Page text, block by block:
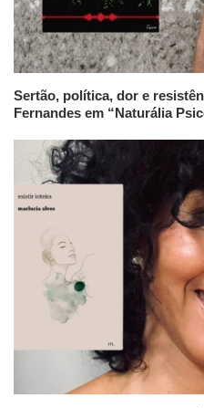
Sertão, política, dor e
Fernandes em “Naturália